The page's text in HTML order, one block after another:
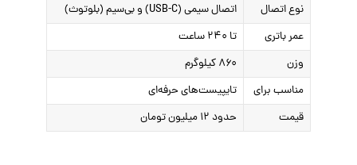
نوع اتصال
اتصال سیمی (USB-C) و بی‌سیم (بلوتوث)
عمر باتری
تا ۲۴۰ ساعت
وزن
۸۶۰ کیلوگرم
مناسب برای
تایپیست‌های حرفه‌ای
قیمت
حدود ۱۲ میلیون تومان